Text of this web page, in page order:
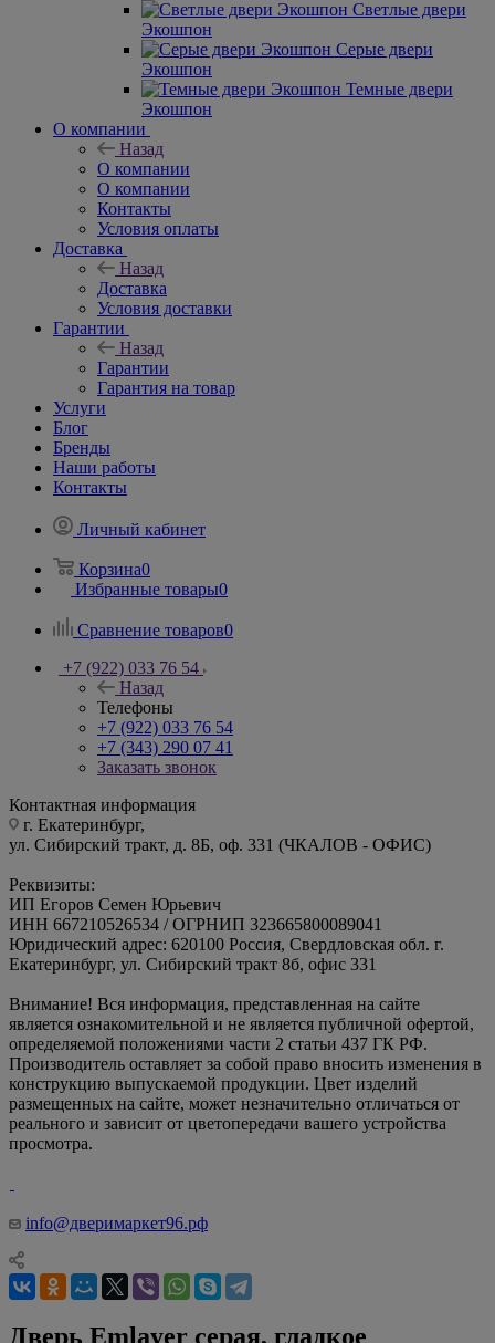
Светлые двери
Экошпон
Серые двери
Экошпон
Темные двери
Экошпон
О компании
Назад
О компании
О компании
Контакты
Условия оплаты
Доставка
Назад
Доставка
Условия доставки
Гарантии
Назад
Гарантии
Гарантия на товар
Услуги
Блог
Бренды
Наши работы
Контакты
Личный кабинет
Корзина0
Избранные товары0
Сравнение товаров0
+7 (922) 033 76 54
Назад
Телефоны
+7 (922) 033 76 54
+7 (343) 290 07 41
Заказать звонок
Контактная информация
г. Екатеринбург,
ул. Сибирский тракт, д. 8Б, оф. 331 (ЧКАЛОВ - ОФИС)
Реквизиты:
ИП Егоров Семен Юрьевич
ИНН 667210526534 / ОГРНИП 323665800089041
Юридический адрес: 620100 Россия, Свердловская обл. г.
Екатеринбург, ул. Сибирский тракт 8б, офис 331
Внимание! Вся информация, представленная на сайте
является ознакомительной и не является публичной офертой,
определяемой положениями части 2 статьи 437 ГК РФ.
Производитель оставляет за собой право вносить изменения в
конструкцию выпускаемой продукции. Цвет изделий
размещенных на сайте, может незначительно отличаться от
реального и зависит от цветопередачи вашего устройства
просмотра.
info@дверимаркет96.рф
Дверь Emlayer серая, гладкое